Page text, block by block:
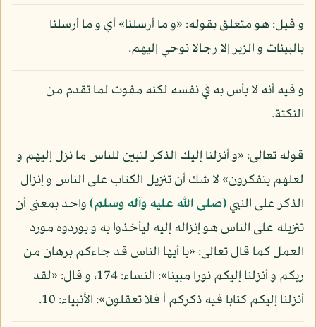
و قيل: هو متعلق بقوله: «و ما أرسلنا» أي و ما أرسلنا
بالبينات و الزبر إلا رجالا نوحي إليهم.
و فيه أنه لا بأس به في نفسه لكنه مفوت لما تقدم من
النكتة.
قوله تعالى: «و أنزلنا إليك الذكر لتبين للناس ما نزل إليهم و
لعلهم يتفكرون» لا شك أن تنزيل الكتاب على الناس و إنزال
الذكر على النبي(صلى الله عليه وآله وسلم)واحد بمعنى أن
تنزيله على الناس هو إنزاله إليه ليأخذوا به و يوردوه مورد
العمل كما قال تعالى: «يا أيها الناس قد جاءكم برهان من
ربكم و أنزلنا إليكم نورا مبينا»: النساء: 174، و قال: «لقد
أنزلنا إليكم كتابا فيه ذكركم أ فلا تعقلون»: الأنبياء: 10.